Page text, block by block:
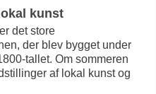
kunst
det store
der blev bygget under
tallet. Om sommeren
af lokal kunst og